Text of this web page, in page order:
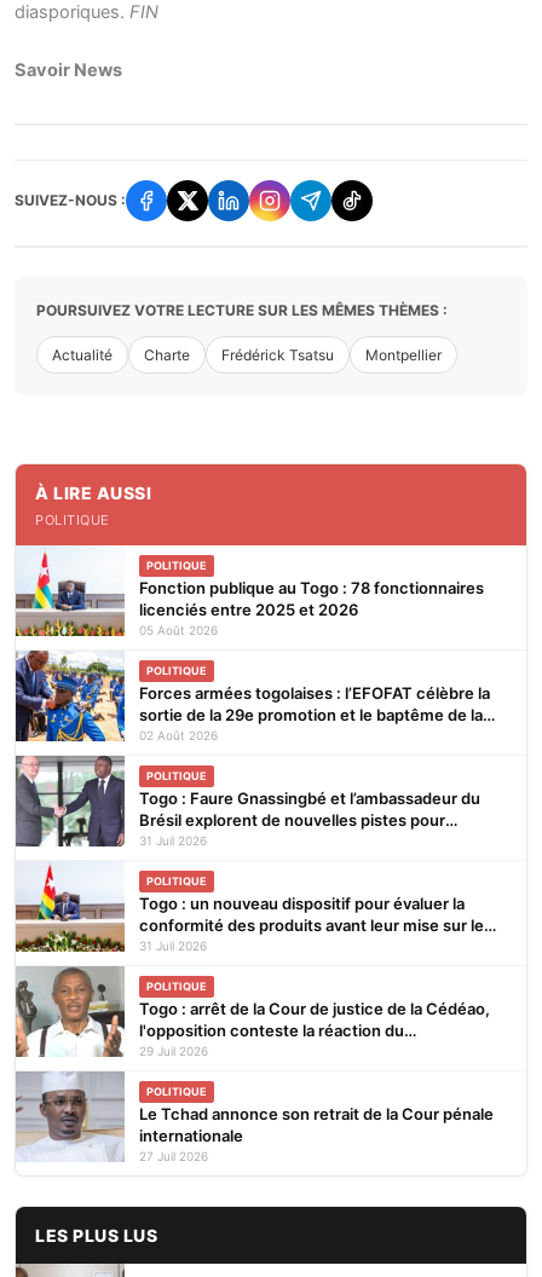
diasporiques. FIN
Savoir News
SUIVEZ-NOUS :
POURSUIVEZ VOTRE LECTURE SUR LES MÊMES THÈMES :
Actualité Charte Frédérick Tsatsu Montpellier
À LIRE AUSSI
POLITIQUE
POLITIQUE
Fonction publique au Togo : 78 fonctionnaires
licenciés entre 2025 et 2026
05 Août 2026
POLITIQUE
Forces armées togolaises : l’EFOFAT célèbre la
sortie de la 29e promotion et le baptême de la
30e
02 Août 2026
POLITIQUE
Togo : Faure Gnassingbé et l’ambassadeur du
Brésil explorent de nouvelles pistes pour
renforcer la coopération bilatérale
31 Juil 2026
POLITIQUE
Togo : un nouveau dispositif pour évaluer la
conformité des produits avant leur mise sur le
marché
31 Juil 2026
POLITIQUE
Togo : arrêt de la Cour de justice de la Cédéao,
l'opposition conteste la réaction du
gouvernement
29 Juil 2026
POLITIQUE
Le Tchad annonce son retrait de la Cour pénale
internationale
27 Juil 2026
LES PLUS LUS